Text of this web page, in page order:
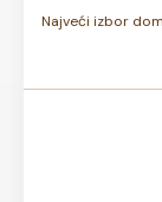
Najveći izbor